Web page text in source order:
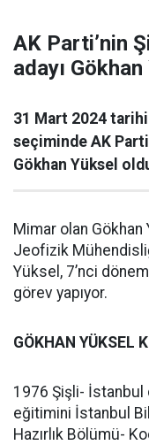
AK Parti’nin
adayı
31 Mart 2024
seçiminde AK
Gökhan Yüksel
Mimar olan Gökhan
Jeofizik
Yüksel, 7’nci
görev yapıyor.
GÖKHAN YÜKSEL
1976 Şişli-
eğitimini İstanbul
Hazırlık Bölümü-